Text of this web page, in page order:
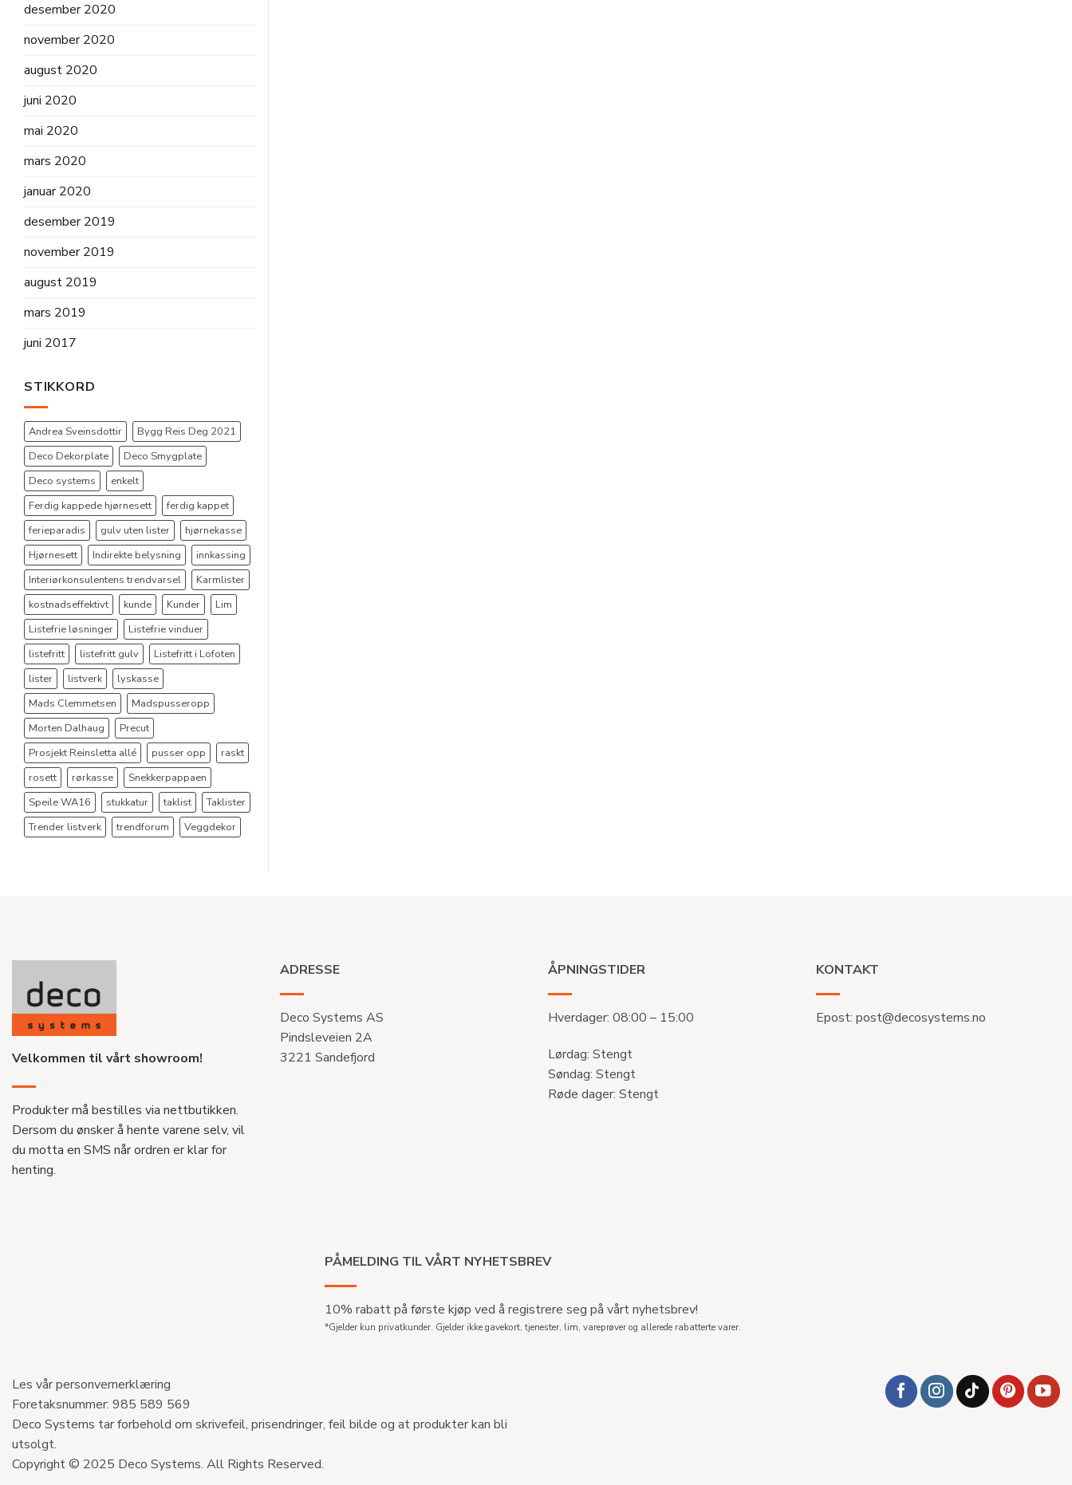
desember 2020
november 2020
august 2020
juni 2020
mai 2020
mars 2020
januar 2020
desember 2019
november 2019
august 2019
mars 2019
juni 2017
STIKKORD
Andrea Sveinsdottir
Bygg Reis Deg 2021
Deco Dekorplate
Deco Smygplate
Deco systems
enkelt
Ferdig kappede hjørnesett
ferdig kappet
ferieparadis
gulv uten lister
hjørnekasse
Hjørnesett
Indirekte belysning
innkassing
Interiørkonsulentens trendvarsel
Karmlister
kostnadseffektivt
kunde Kunder
Lim
Listefrie løsninger
Listefrie vinduer
listefritt
listefritt gulv
Listefritt i Lofoten
lister
listverk
lyskasse
Mads Clemmetsen
Madspusseropp
Morten Dalhaug
Precut
Prosjekt Reinsletta allé
pusser opp
raskt
rosett
rørkasse
Snekkerpappaen
Speile WA16
stukkatur taklist
Taklister
Trender listverk
trendforum Veggdekor
Velkommen til vårt showroom!
Produkter må bestilles via nettbutikken.
Dersom du ønsker å hente varene selv, vil
du motta en SMS når ordren er klar for
henting.
ADRESSE
Deco Systems AS
Pindsleveien 2A
3221 Sandefjord
ÅPNINGSTIDER
Hverdager: 08:00 – 15:00
Lørdag: Stengt
Søndag: Stengt
Røde dager: Stengt
KONTAKT
Epost: post@decosystems.no
PÅMELDING TIL VÅRT NYHETSBREV
10% rabatt på første kjøp ved å registrere seg på vårt nyhetsbrev!
*Gjelder kun privatkunder. Gjelder ikke gavekort, tjenester, lim, vareprøver og allerede rabatterte varer.
Les vår personvernerklæring
Foretaksnummer: 985 589 569
Deco Systems tar forbehold om skrivefeil, prisendringer, feil bilde og at produkter kan bli
utsolgt.
Copyright © 2025 Deco Systems. All Rights Reserved.